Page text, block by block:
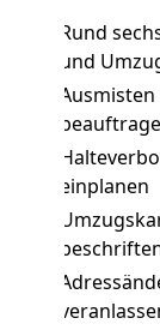
Rund
und
einplanen